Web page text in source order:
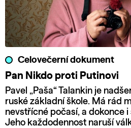
Celovečerní dokument
Pan Nikdo proti Putinovi
Pavel „Paša“ Talankin je
ruské základní škole. Má rád
nevstřícné počasí, a dokonce
Jeho každodennost naruší